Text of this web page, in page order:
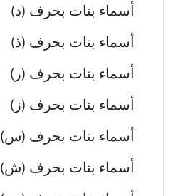
أسماء بنات بحرف (د)
أسماء بنات بحرف (ذ)
أسماء بنات بحرف (ر)
أسماء بنات بحرف (ز)
أسماء بنات بحرف (س)
أسماء بنات بحرف (ش)